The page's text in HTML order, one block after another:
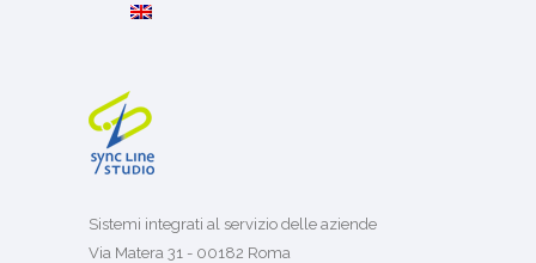
Sistemi integrati al servizio delle aziende
Via Matera 31 - 00182 Roma